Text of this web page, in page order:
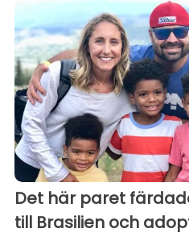
Det här paret
till Brasilien och